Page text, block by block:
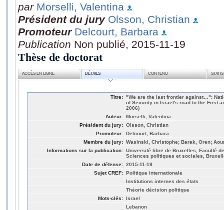
par Morselli, Valentina
Président du jury Olsson, Christian
Promoteur Delcourt, Barbara
Publication Non publié, 2015-11-19
Thèse de doctorat
ACCÈS EN LIGNE DÉTAILS CONTENU
Titre: "We are the last frontier against…":
of Security in Israel's road to the First
2006)
Auteur: Morselli, Valentina
Président du jury: Olsson, Christian
Promoteur: Delcourt, Barbara
Membre du jury: Wasinski, Christophe; Barak, Oren;
Informations sur la publication: Université libre de Bruxelles, Faculté
Sciences politiques et sociales,
Date de défense: 2015-11-19
Sujet CREF: Politique internationale
Institutions internes des états
Théorie décision politique
Mots-clés: Israel
Lebanon